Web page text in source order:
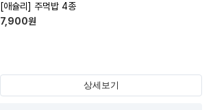
[애슐리] 주먹밥 4종
7,900원
상세보기